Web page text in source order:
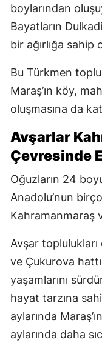
boylarından
Bayatların
bir ağırlığa
Bu Türkmen
Maraş’ın köy,
oluşmasına da
Avşarlar
Çevresinde
Oğuzların 24
Anadolu’nun
Kahramanmaraş
Avşar
ve Çukurova
yaşamlarını
hayat tarzına
aylarında
aylarında daha